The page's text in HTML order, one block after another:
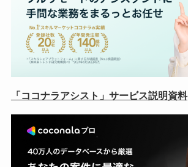
「ココナラアシスト」サービス説明資料